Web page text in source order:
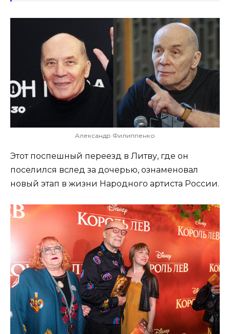
Александр Филиппенко
Этот поспешный переезд в Литву, где он
поселился вслед за дочерью, ознаменовал
новый этап в жизни Народного артиста России.